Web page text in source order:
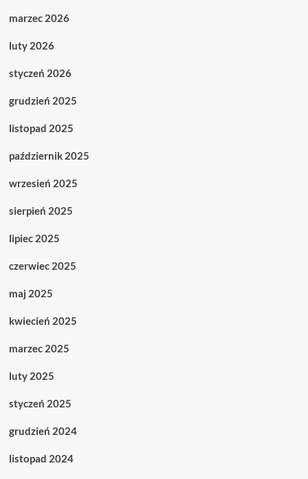
marzec 2026
luty 2026
styczeń 2026
grudzień 2025
listopad 2025
październik 2025
wrzesień 2025
sierpień 2025
lipiec 2025
czerwiec 2025
maj 2025
kwiecień 2025
marzec 2025
luty 2025
styczeń 2025
grudzień 2024
listopad 2024